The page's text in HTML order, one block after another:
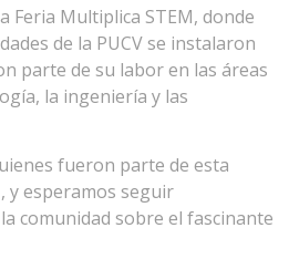
Feria Multiplica STEM, donde
de la PUCV se instalaron
parte de su labor en las áreas
la ingeniería y las
fueron parte de esta
y esperamos seguir
comunidad sobre el fascinante